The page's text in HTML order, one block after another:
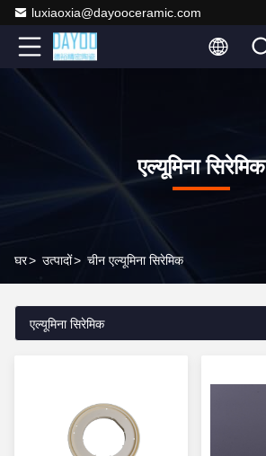
luxiaoxia@dayooceramic.com
एल्यूमिना सिरेमिक
घर> उत्पादों> चीन एल्यूमिना सिरेमिक
एल्यूमिना सिरेमिक